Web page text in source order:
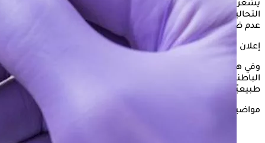
يشعر بعض الأشخاص بالقلق عند ظهور سكر في
التحاليل، خاصة مع الاعتقاد الشائع بأن هذه النتيجة تعني بالضرورة
عدم ضبط مرض السكري أو ارتفاع مستوى السكر بالدم.
إعلان
وفي هذا السياق، يوضح الدكتور نبيل نصيف، استشاري الأمراض
الباطنية والسكر، حقيقة ظهور السكر في البول، ومتى يكون الأمر
طبيعيًا نتيجة بعض أدوية السكري الحديثة.
مواضيع ذات صلة